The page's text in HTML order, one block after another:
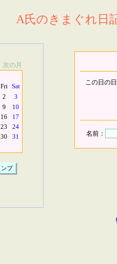
A氏のきまぐれ日
次の月
Fri Sat
2
3
9
10
16
17
23
24
30 31
この日の
名前：